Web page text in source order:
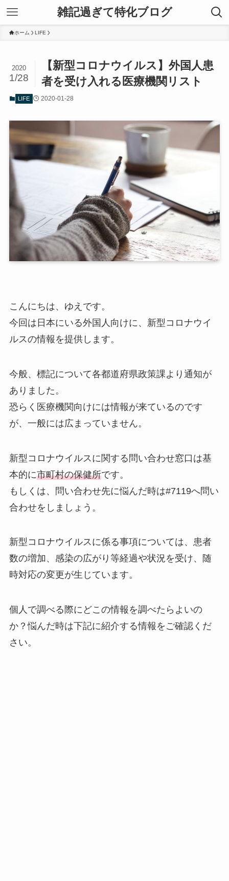
雑記過ぎて特化ブログ
ホーム LIFE
【新型コロナウイルス】外国人患
者を受け入れる医療機関リスト
2020
1/28
LIFE 2020-01-28
こんにちは、ゆえです。
今回は日本にいる外国人向けに、新型コロナウイ
ルスの情報を提供します。
今般、標記について各都道府県政策課より通知が
ありました。
恐らく医療機関向けには情報が来ているのです
が、一般には広まっていません。
新型コロナウイルスに関する問い合わせ窓口は基
本的に市町村の保健所です。
もしくは、問い合わせ先に悩んだ時は#7119へ問い
合わせをしましょう。
新型コロナウイルスに係る事項については、患者
数の増加、感染の広がり等経過や状況を受け、随
時対応の変更が生じています。
個人で調べる際にどこの情報を調べたらよいの
か？悩んだ時は下記に紹介する情報をご確認くだ
さい。